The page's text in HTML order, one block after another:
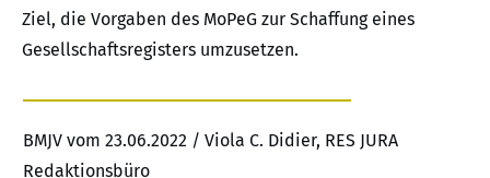
Ziel, die Vorgaben des MoPeG zur Schaffung eines
Gesellschaftsregisters umzusetzen.
BMJV vom 23.06.2022 / Viola C. Didier, RES JURA
Redaktionsbüro